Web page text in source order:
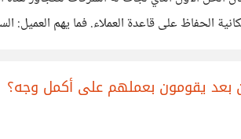
الحفاظ على قاعدة العملاء. فما يهم
بعد يقومون بعملهم على أكمل وجه؟